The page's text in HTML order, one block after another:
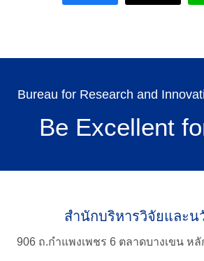
Bureau for Research and
Be Excellent
สำนักบริหารวิจัยและน
906 ถ.กำแพงเพชร 6 ตลาดบางเขน หลั